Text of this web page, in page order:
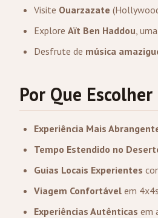
Visite Ouarzazate
Explore Aït Ben Haddou,
Desfrute de música
Por Que
Experiência Mais
Tempo Estendido no
Guias Locais Experientes
Viagem Confortável em
Experiências Autênticas em